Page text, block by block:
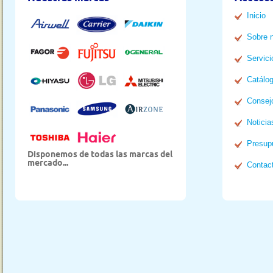
Disponemos de todas las marcas del
mercado...
Inicio
Sobre